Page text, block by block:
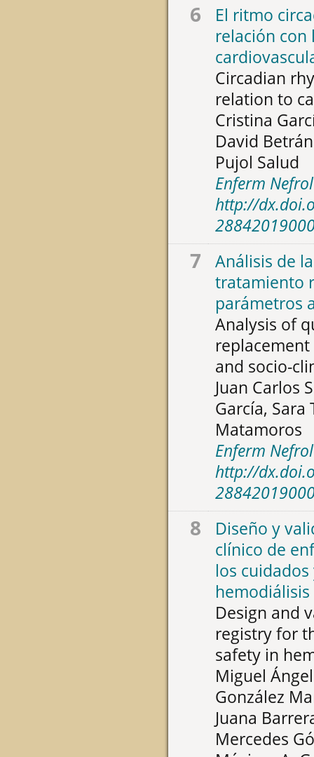
6
El ritmo
relación con
Circadian
relation to
Cristina
David
Pujol Salud
Enferm
http://
7
Análisis de
tratamiento
parámetros
Analysis of
and socio-
Juan Carlos
García,
Matamoros
Enferm
http://
8
Diseño y
clínico de
los
hemodiálisis
Design and
registry for
safety in
Miguel
González
Juana
Mercedes